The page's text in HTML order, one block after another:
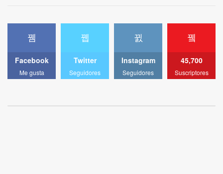
Facebook
Me gusta
Twitter
Seguidores
Instagram
Seguidores
45,700
Suscriptores